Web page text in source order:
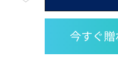
08
月
送